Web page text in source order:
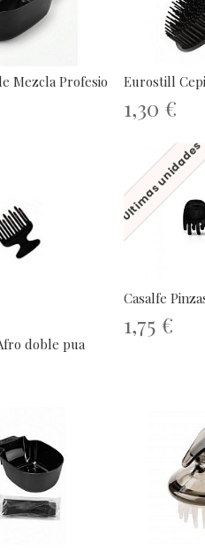
Mezcla ProfesionalEurostill
1,30 €
doble pua
Últimas unidades
Casalfe
1,75 €